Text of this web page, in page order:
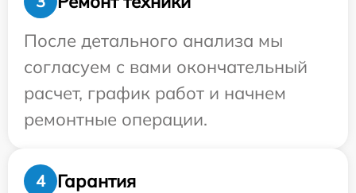
После детального анализа мы
согласуем с вами окончательный
расчет, график работ и начнем
ремонтные операции.
4
Гарантия